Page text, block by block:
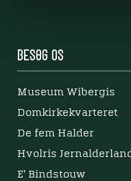
Besøg os
Museum Wibergis
Domkirkekvarteret
De fem Halder
Hvolris
E' Bindstouw